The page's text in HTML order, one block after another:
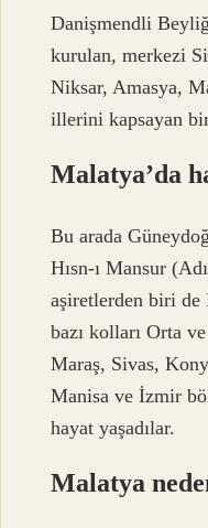
Danişmendli
kurulan, merkezi
Niksar, Amasya,
illerini kapsayan
Malatya’da
Bu arada
Hısn-ı Mansur
aşiretlerden biri
bazı kolları Orta
Maraş, Sivas,
Manisa ve İzmir
hayat yaşadılar.
Malatya